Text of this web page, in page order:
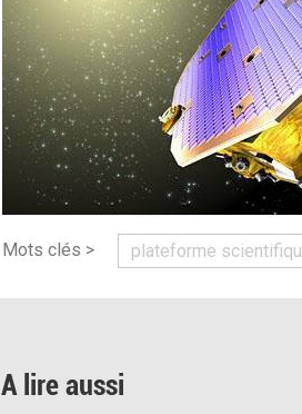
Mots clés > plateforme
A lire aussi